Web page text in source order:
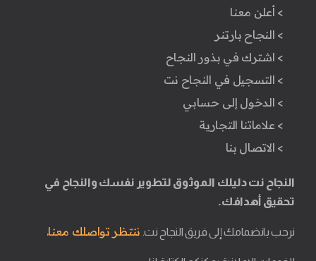
> أعلن معنا
> النجاح بارتنر
> اشترك في بذور النجاح
> التسجيل في النجاح نت
> الدخول إلى حسابي
> علاماتنا التجارية
> الاتصال بنا
النجاح نت دليلك الموثوق لتطوير نفسك والنجاح في
تحقيق أهدافك.
نرحب بانضمامك إلى فريق النجاح نت. ننتظر تواصلك معنا.